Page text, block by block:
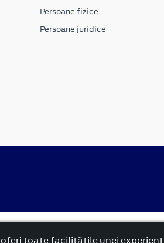
Persoane fizice
Persoane juridice
toate facilitățile unei